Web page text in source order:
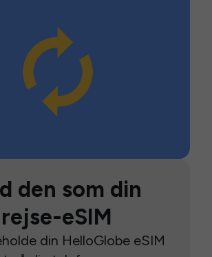
den som din
eSIM
din HelloGlobe eSIM